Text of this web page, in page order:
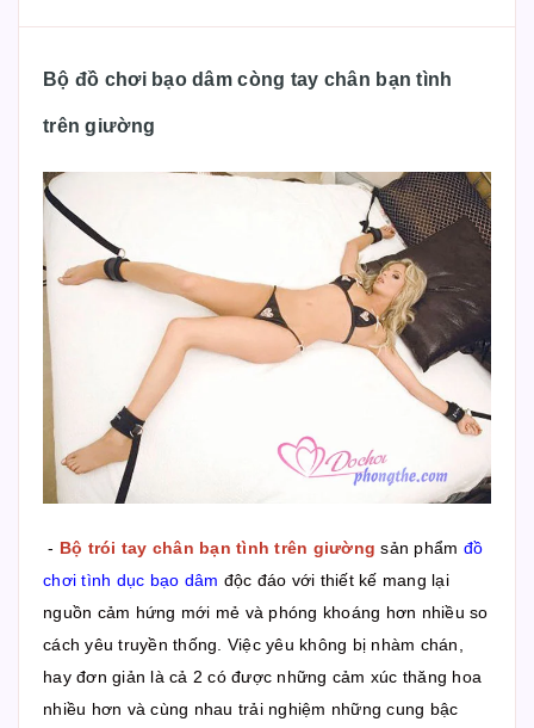
Bộ đồ chơi bạo dâm còng tay chân bạn tình
trên giường
- Bộ trói tay chân bạn tình trên giường sản phẩm đồ
chơi tình dục bạo dâm độc đáo với thiết kế mang lại
nguồn cảm hứng mới mẻ và phóng khoáng hơn nhiều so
cách yêu truyền thống. Việc yêu không bị nhàm chán,
hay đơn giản là cả 2 có được những cảm xúc thăng hoa
nhiều hơn và cùng nhau trải nghiệm những cung bậc